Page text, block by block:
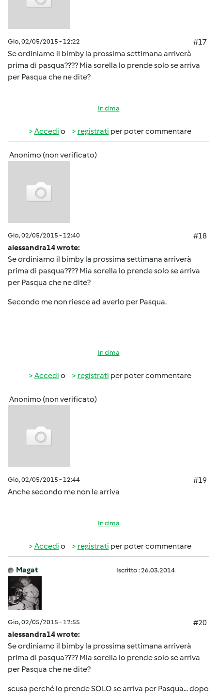
Gio, 02/05/2015 - 12:22
#17
Se ordiniamo il bimby la prossima settimana arriverà
prima di pasqua???? Mia sorella lo prende solo se arriva
per Pasqua che ne dite?
In cima
Accedi o registrati per poter commentare
Anonimo (non verificato)
Gio, 02/05/2015 - 12:40
#18
alessandra14 wrote:
Se ordiniamo il bimby la prossima settimana arriverà
prima di pasqua???? Mia sorella lo prende solo se arriva
per Pasqua che ne dite?
Secondo me non riesce ad averlo per Pasqua.
In cima
Accedi o registrati per poter commentare
Anonimo (non verificato)
Gio, 02/05/2015 - 12:44
#19
Anche secondo me non le arriva
In cima
Accedi o registrati per poter commentare
Magat Iscritto : 26.03.2014
Gio, 02/05/2015 - 12:55
#20
alessandra14 wrote:
Se ordiniamo il bimby la prossima settimana arriverà
prima di pasqua???? Mia sorella lo prende solo se arriva
per Pasqua che ne dite?
scusa perché lo prende SOLO se arriva per Pasqua... dopo